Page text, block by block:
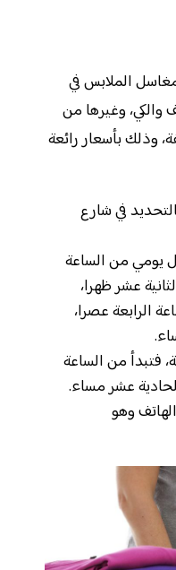
الملابس في
والكي، وغيرها من
وذلك بأسعار رائعة
في شارع
يومي من الساعة
عشر ظهرا،
الرابعة عصرا،
فتبدأ من الساعة
عشر مساء.
وهو